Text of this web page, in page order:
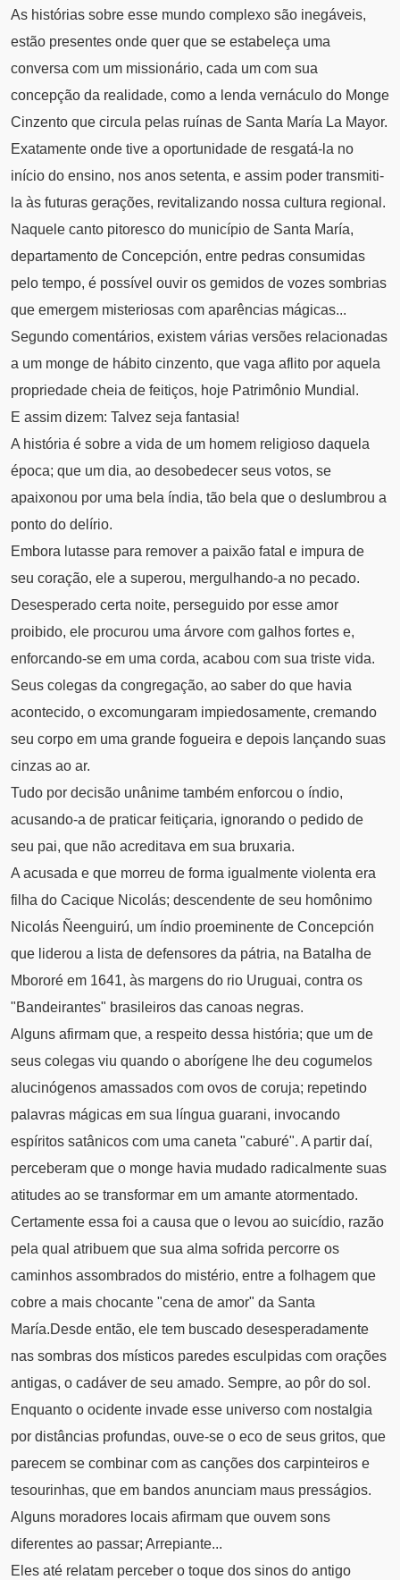
As histórias sobre esse mundo complexo são inegáveis,
estão presentes onde quer que se estabeleça uma
conversa com um missionário, cada um com sua
concepção da realidade, como a lenda vernáculo do Monge
Cinzento que circula pelas ruínas de Santa María La Mayor.
Exatamente onde tive a oportunidade de resgatá-la no
início do ensino, nos anos setenta, e assim poder transmiti-
la às futuras gerações, revitalizando nossa cultura regional.
Naquele canto pitoresco do município de Santa María,
departamento de Concepción, entre pedras consumidas
pelo tempo, é possível ouvir os gemidos de vozes sombrias
que emergem misteriosas com aparências mágicas...
Segundo comentários, existem várias versões relacionadas
a um monge de hábito cinzento, que vaga aflito por aquela
propriedade cheia de feitiços, hoje Patrimônio Mundial.
E assim dizem: Talvez seja fantasia!
A história é sobre a vida de um homem religioso daquela
época; que um dia, ao desobedecer seus votos, se
apaixonou por uma bela índia, tão bela que o deslumbrou a
ponto do delírio.
Embora lutasse para remover a paixão fatal e impura de
seu coração, ele a superou, mergulhando-a no pecado.
Desesperado certa noite, perseguido por esse amor
proibido, ele procurou uma árvore com galhos fortes e,
enforcando-se em uma corda, acabou com sua triste vida.
Seus colegas da congregação, ao saber do que havia
acontecido, o excomungaram impiedosamente, cremando
seu corpo em uma grande fogueira e depois lançando suas
cinzas ao ar.
Tudo por decisão unânime também enforcou o índio,
acusando-a de praticar feitiçaria, ignorando o pedido de
seu pai, que não acreditava em sua bruxaria.
A acusada e que morreu de forma igualmente violenta era
filha do Cacique Nicolás; descendente de seu homônimo
Nicolás Ñeenguirú, um índio proeminente de Concepción
que liderou a lista de defensores da pátria, na Batalha de
Mbororé em 1641, às margens do rio Uruguai, contra os
"Bandeirantes" brasileiros das canoas negras.
Alguns afirmam que, a respeito dessa história; que um de
seus colegas viu quando o aborígene lhe deu cogumelos
alucinógenos amassados com ovos de coruja; repetindo
palavras mágicas em sua língua guarani, invocando
espíritos satânicos com uma caneta "caburé". A partir daí,
perceberam que o monge havia mudado radicalmente suas
atitudes ao se transformar em um amante atormentado.
Certamente essa foi a causa que o levou ao suicídio, razão
pela qual atribuem que sua alma sofrida percorre os
caminhos assombrados do mistério, entre a folhagem que
cobre a mais chocante "cena de amor" da Santa
María.Desde então, ele tem buscado desesperadamente
nas sombras dos místicos paredes esculpidas com orações
antigas, o cadáver de seu amado. Sempre, ao pôr do sol.
Enquanto o ocidente invade esse universo com nostalgia
por distâncias profundas, ouve-se o eco de seus gritos, que
parecem se combinar com as canções dos carpinteiros e
tesourinhas, que em bandos anunciam maus presságios.
Alguns moradores locais afirmam que ouvem sons
diferentes ao passar; Arrepiante...
Eles até relatam perceber o toque dos sinos do antigo